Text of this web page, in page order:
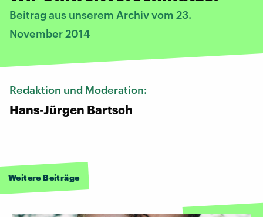
Beitrag aus unserem Archiv vom 23.
November 2014
Redaktion und Moderation:
Hans-Jürgen Bartsch
Weitere Beiträge